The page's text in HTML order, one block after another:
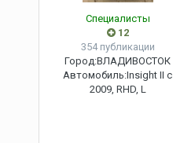
Специалисты
12
354 публикации
Город:ВЛАДИВОСТОК
Автомобиль:Insight II c
2009, RHD, L